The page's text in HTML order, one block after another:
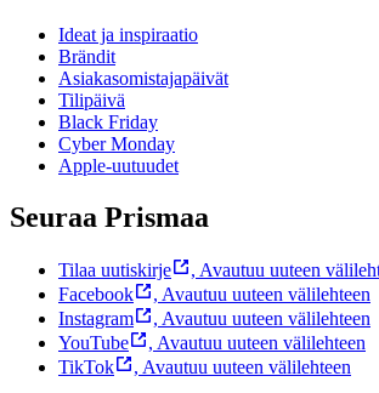
Ideat ja inspiraatio
Brändit
Asiakasomistajapäivät
Tilipäivä
Black Friday
Cyber Monday
Apple-uutuudet
Seuraa Prismaa
Tilaa uutiskirje , Avautuu uuteen
Facebook
, Avautuu uuteen välilehteen
Instagram
, Avautuu uuteen välilehteen
YouTube
, Avautuu uuteen välilehteen
TikTok
, Avautuu uuteen välilehteen